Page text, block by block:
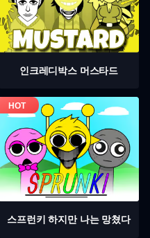
인크레디박스 머스타드
스프런키 하지만 나는 망쳤다